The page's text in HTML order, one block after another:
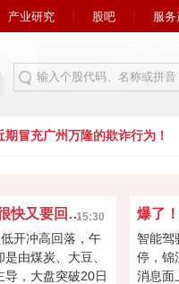
产业研究 股吧 服
冒充广州万隆的欺诈行为！
一路向上突破！大盘很快又要回到4000点？15:30
开冲高回落，午
由煤炭、大豆、
导，大盘突破20日
智能驾
停，锦
消息面